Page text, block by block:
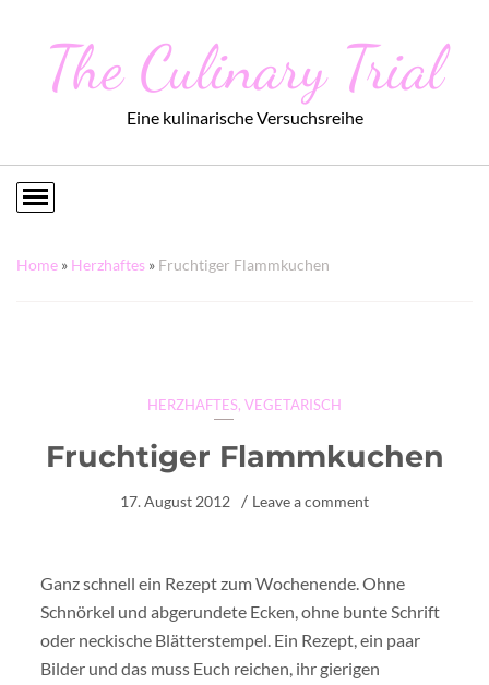
The Culinary Trial
Eine kulinarische Versuchsreihe
Home » Herzhaftes » Fruchtiger Flammkuchen
HERZHAFTES, VEGETARISCH
Fruchtiger Flammkuchen
17. August 2012 Leave a comment
Ganz schnell ein Rezept zum Wochenende. Ohne
Schnörkel und abgerundete Ecken, ohne bunte Schrift
oder neckische Blätterstempel. Ein Rezept, ein paar
Bilder und das muss Euch reichen, ihr gierigen